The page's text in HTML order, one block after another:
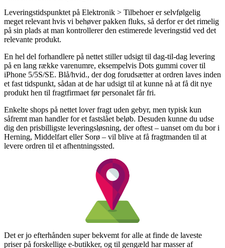
Leveringstidspunktet på Elektronik > Tilbehoer er selvfølgelig
meget relevant hvis vi behøver pakken fluks, så derfor er det rimelig
på sin plads at man kontrollerer den estimerede leveringstid ved det
relevante produkt.
En hel del forhandlere på nettet stiller udsigt til dag-til-dag levering
på en lang række varenumre, eksempelvis Dots gummi cover til
iPhone 5/5S/SE. Blå/hvid., der dog forudsætter at ordren laves inden
et fast tidspunkt, sådan at de har udsigt til at kunne nå at få dit nye
produkt hen til fragtfirmaet før personalet får fri.
Enkelte shops på nettet lover fragt uden gebyr, men typisk kun
såfremt man handler for et fastslået beløb. Desuden kunne du udse
dig den prisbilligste leveringsløsning, der oftest – uanset om du bor i
Herning, Middelfart eller Sorø – vil blive at få fragtmanden til at
levere ordren til et afhentningssted.
Det er jo efterhånden super bekvemt for alle at finde de laveste
priser på forskellige e-butikker, og til gengæld har masser af